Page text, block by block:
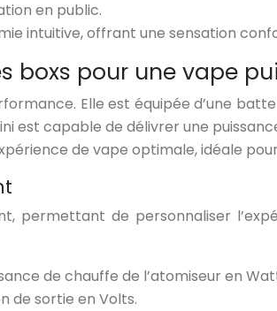
en public.
intuitive, offrant une sensation
boxs pour une vape
Elle est équipée d’une
est capable de délivrer une
de vape optimale, idéale
permettant de personnaliser
de chauffe de l’atomiseur en
de sortie en Volts.